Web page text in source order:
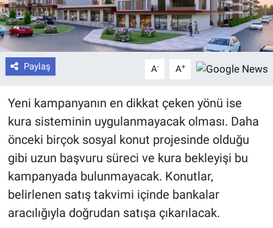
Paylaş A- A+
Yeni kampanyanın en dikkat çeken yönü ise
kura sisteminin uygulanmayacak olması. Daha
önceki birçok sosyal konut projesinde olduğu
gibi uzun başvuru süreci ve kura bekleyişi bu
kampanyada bulunmayacak. Konutlar,
belirlenen satış takvimi içinde bankalar
aracılığıyla doğrudan satışa çıkarılacak.